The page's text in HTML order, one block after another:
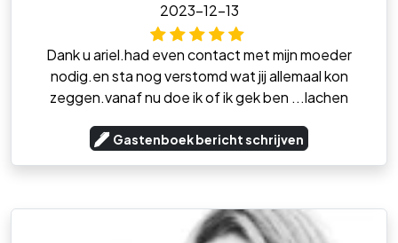
2023-12-13
Dank u ariel.had even contact met mijn moeder
nodig.en sta nog verstomd wat jij allemaal kon
zeggen.vanaf nu doe ik of ik gek ben ...lachen
Gastenboek bericht schrijven